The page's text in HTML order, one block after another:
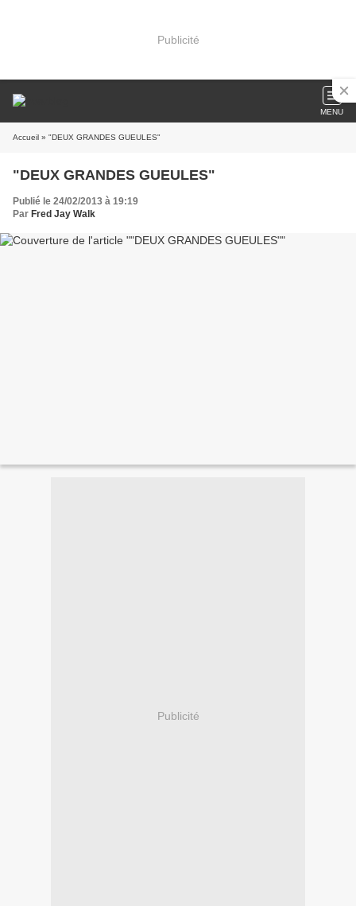
Publicité
MENU
Accueil » "DEUX GRANDES GUEULES"
"DEUX GRANDES GUEULES"
Publié le 24/02/2013 à 19:19
Par Fred Jay Walk
Publicité